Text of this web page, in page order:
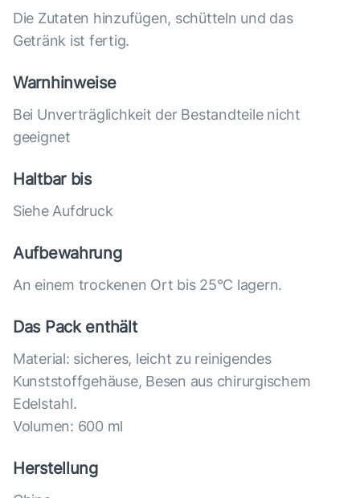
Die Zutaten hinzufügen, schütteln und das
Getränk ist fertig.
Warnhinweise
Bei Unverträglichkeit der Bestandteile nicht
geeignet
Haltbar bis
Siehe Aufdruck
Aufbewahrung
An einem trockenen Ort bis 25°C lagern.
Das Pack enthält
Material: sicheres, leicht zu reinigendes
Kunststoffgehäuse, Besen aus chirurgischem
Edelstahl.
Volumen: 600 ml
Herstellung